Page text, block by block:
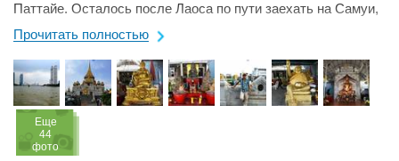
Паттайе. Осталось после Лаоса по пути заехать на Самуи,
Пхукет, Пхи-Пхи и Краби. На этом ...
Прочитать полностью
Eще
44
фото